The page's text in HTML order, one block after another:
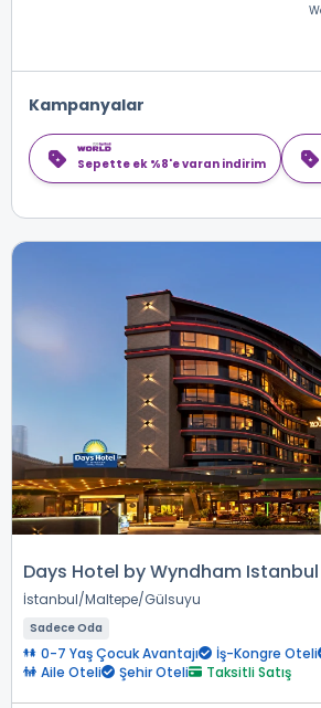
Kampanyalar
Sepette ek %8'e varan indirim
Days Hotel by Wyndham
İstanbul Maltepe Gülsuyu
Sadece Oda
0-7 Yaş Çocuk Avantajı İş-Kongre Oteli
Aile Oteli
Şehir Oteli Taksitli Satış